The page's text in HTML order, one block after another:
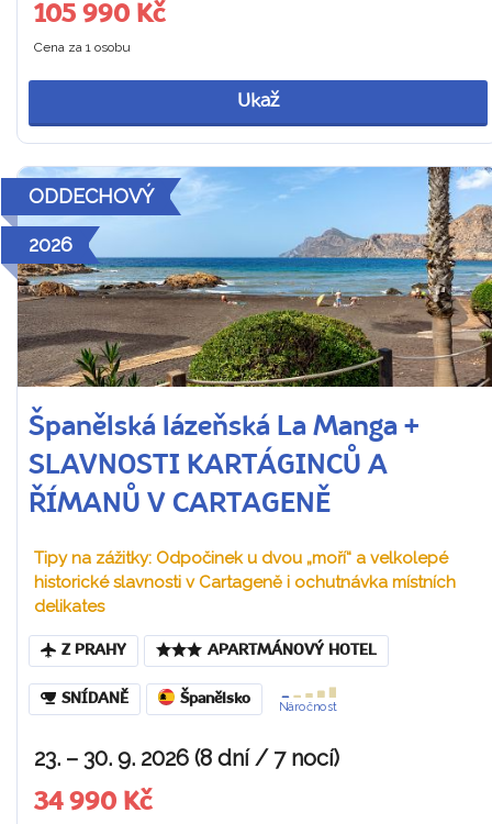
105 990 Kč
Cena za 1 osobu
Ukaž
ODDECHOVÝ
2026
Španělská lázeňská La Manga +
SLAVNOSTI KARTÁGINCŮ A
ŘÍMANŮ V CARTAGENĚ
Tipy na zážitky: Odpočinek u dvou „moří“ a velkolepé
historické slavnosti v Cartageně i ochutnávka místních
delikates
Z PRAHY APARTMÁNOVÝ HOTEL
SNÍDANĚ Španělsko
Náročnost
23. – 30. 9. 2026 (8 dní / 7 nocí)
34 990 Kč